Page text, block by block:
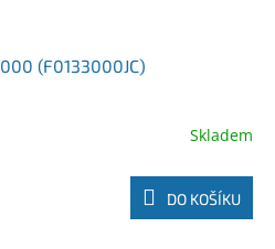
(F0133000JC)
Skladem
DO KOŠÍKU